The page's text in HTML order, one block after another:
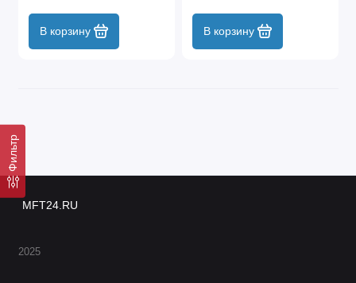
Фильтр
В корзину В корзину
MFT24.RU
2025